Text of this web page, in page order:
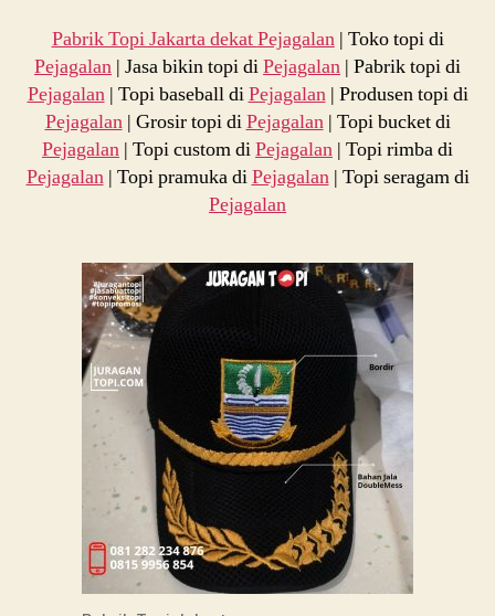
Pabrik Topi Jakarta dekatPejagalan| Toko topi di
Pejagalan | Jasa bikin topi diPejagalan | Pabrik topi di
Pejagalan| Topi baseball diPejagalan| Produsen topi di
Pejagalan| Grosir topi diPejagalan| Topi bucket di
Pejagalan | Topi custom diPejagalan | Topi rimba di
Pejagalan| Topi pramuka diPejagalan| Topi seragam di
Pejagalan